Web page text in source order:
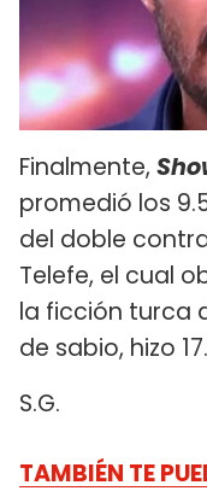
Finalmente,
promedió los
del doble
Telefe, el cual
la ficción turca
de sabio, hizo
S.G.
TAMBIÉN TE